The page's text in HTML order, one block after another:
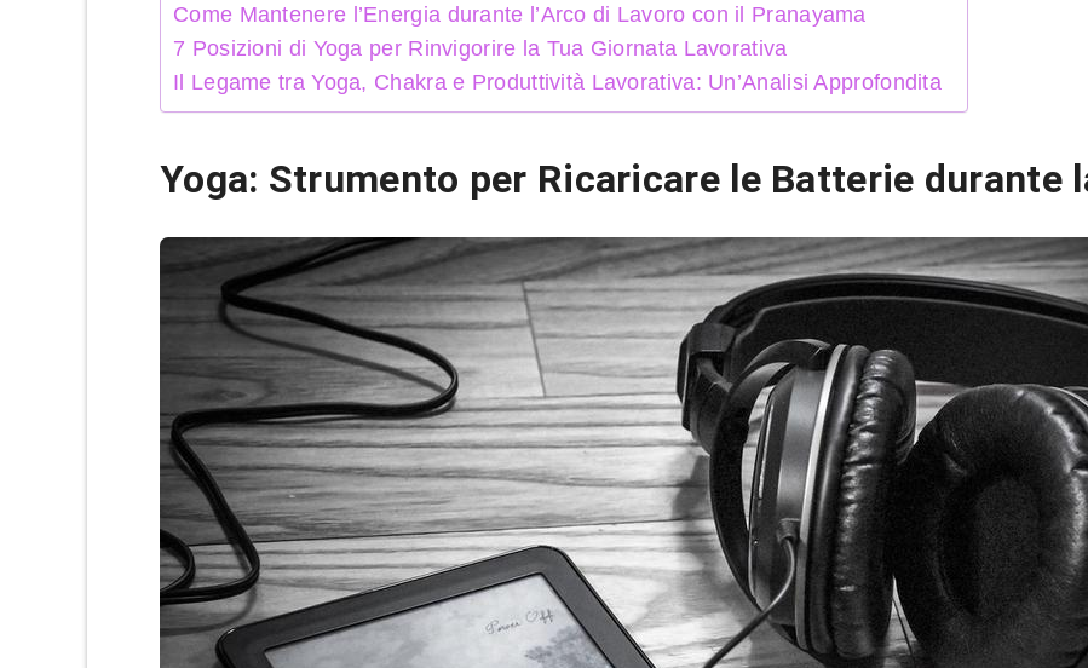
Come Mantenere l’Energia durante l’Arco di Lavoro con il Pranayama
7 Posizioni di Yoga per Rinvigorire la Tua Giornata Lavorativa
Il Legame tra Yoga, Chakra e Produttività Lavorativa: Un’Analisi Approfondita
Yoga: Strumento per Ricaricare le Batterie durante